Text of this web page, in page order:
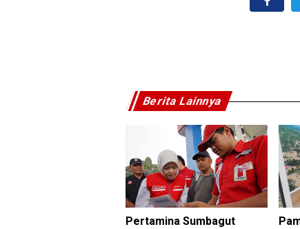
Berita Lainnya
Pertamina Sumbagut